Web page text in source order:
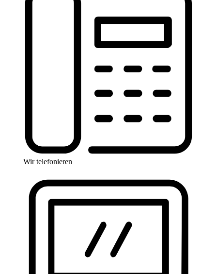
Wir telefonieren